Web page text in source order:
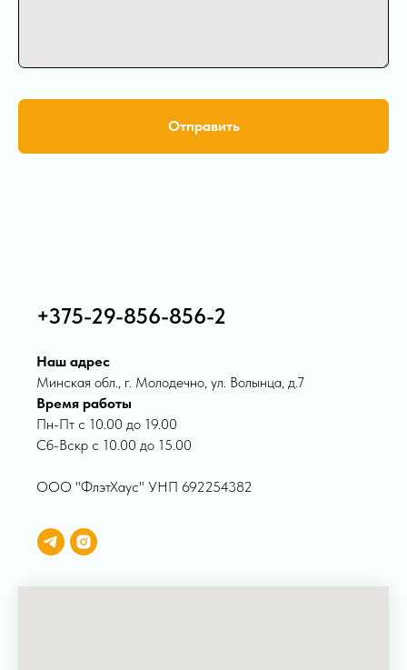
Отправить
+375-29-856-856-2
Наш адрес
Минская обл., г. Молодечно, ул. Волынца, д.7
Время работы
Пн-Пт с 10.00 до 19.00
Сб-Вскр с 10.00 до 15.00
ООО "ФлэтХаус" УНП 692254382